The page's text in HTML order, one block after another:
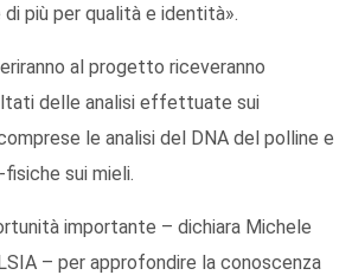
più per qualità e identità».
al progetto riceveranno
delle analisi effettuate sui
le analisi del DNA del polline e
sui mieli.
importante – dichiara Michele
– per approfondire la conoscenza